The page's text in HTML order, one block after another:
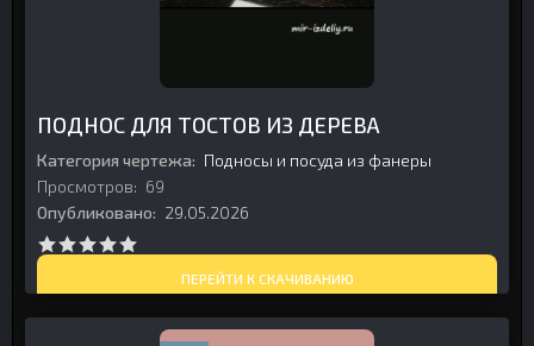
ПОДНОС ДЛЯ ТОСТОВ ИЗ ДЕРЕВА
Категория чертежа: Подносы и посуда из фанеры
Просмотров: 69
Опубликовано: 29.05.2026
ПЕРЕЙТИ К СКАЧИВАНИЮ